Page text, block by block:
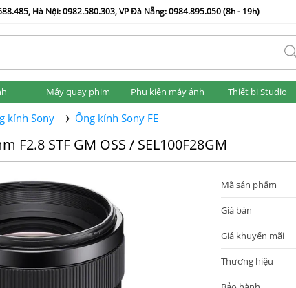
Hà Nội: 0982.580.303, VP Đà Nẵng: 0984.895.050 (8h - 19h)
tlk
Máy quay phim Phụ kiện máy ảnh Thiết bị Studio
kính Sony Ống kính Sony FE
F2.8 STF GM OSS / SEL100F28GM
Mã sản phẩm
Giá bán
Giá khuyến mãi
Thương hiệu